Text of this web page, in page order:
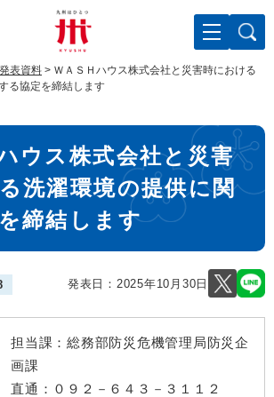
表資料 > ＷＡＳＨハウス株式会社と災害時における
る協定を締結します
ウス株式会社と災害
洗濯環境の提供に関
締結します
発表日： 2025年10月30日
担当課： 総務部防災危機管理局防災企
画課
直通： ０９２－６４３－３１１２